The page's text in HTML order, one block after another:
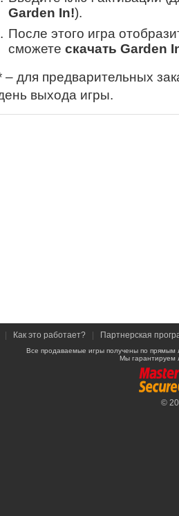
Garden In!).
После этого игра
сможете скачать Garden
– для предварительных
выхода игры.
Как это работает? Партнерская
Все продаваемые игры получены по
Мы гарантируем
©